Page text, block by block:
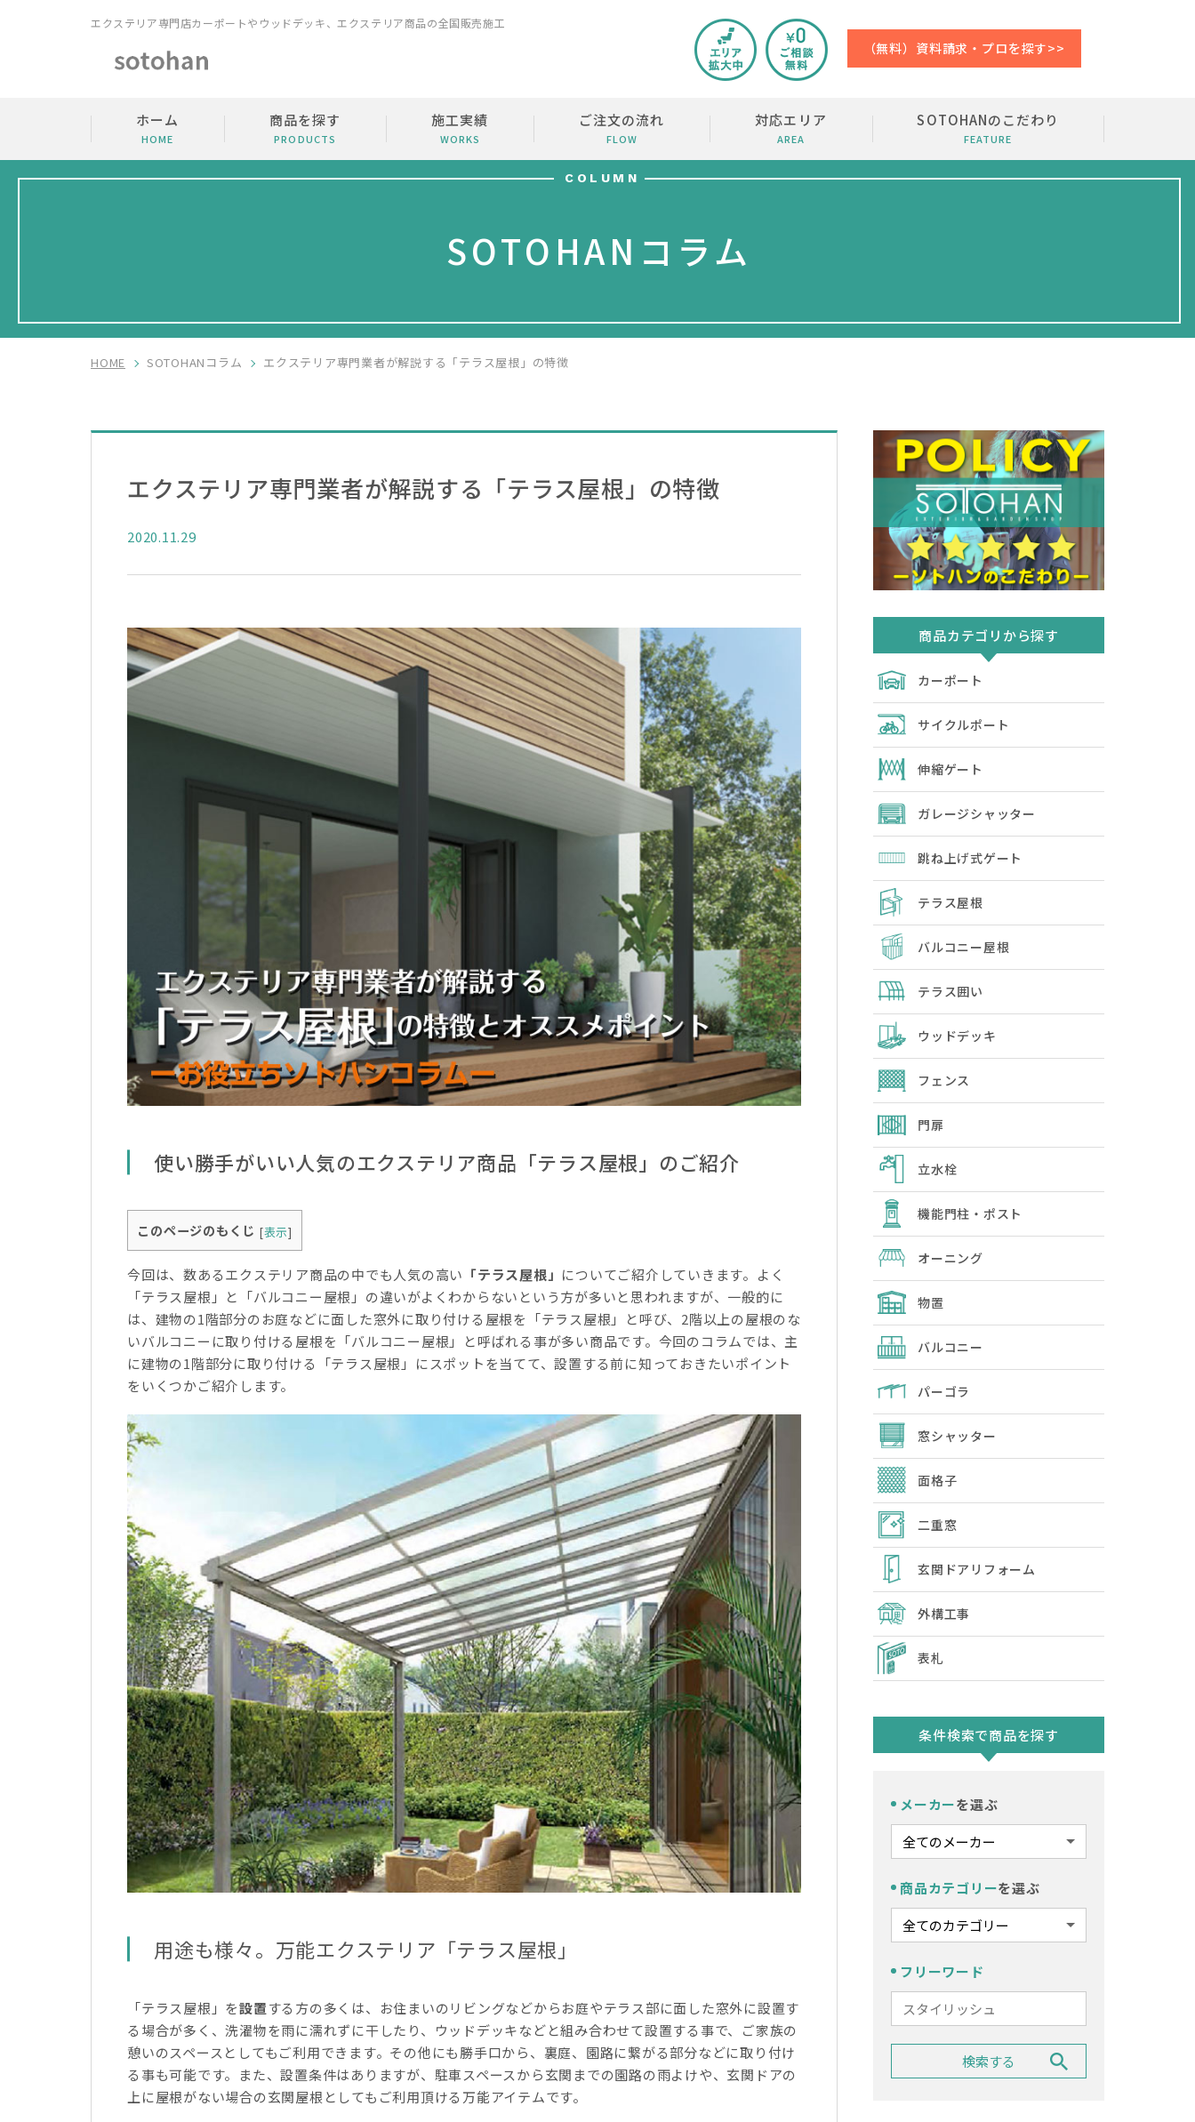
エクステリア専門店カーポートやウッドデッキ、エクステリア商品の全国販売施工
（無料）資料請求・プロを探す>>
ホーム
HOME
商品を探す
PRODUCTS
施工実績
WORKS
ご注文の流れ
FLOW
対応エリア
AREA
SOTOHANのこだわり
FEATURE
COLUMN
SOTOHANコラム
HOME SOTOHANコラム エクステリア専門業者が解説する「テラス屋根」の特徴
エクステリア専門業者が解説する「テラス屋根」の特徴
2020.11.29
使い勝手がいい人気のエクステリア商品「テラス屋根」のご紹介
このページのもくじ [表示]
今回は、数あるエクステリア商品の中でも人気の高い 「テラス屋根」 についてご紹介していきます。よく
「テラス屋根」と「バルコニー屋根」の違いがよくわからないという方が多いと思われますが、一般的に
は、建物の1階部分のお庭などに面した窓外に取り付ける屋根を「テラス屋根」と呼び、2階以上の屋根のな
いバルコニーに取り付ける屋根を「バルコニー屋根」と呼ばれる事が多い商品です。今回のコラムでは、主
に建物の1階部分に取り付ける「テラス屋根」にスポットを当てて、設置する前に知っておきたいポイント
をいくつかご紹介します。
用途も様々。万能エクステリア「テラス屋根」
「テラス屋根」を設置する方の多くは、お住まいのリビングなどからお庭やテラス部に面した窓外に設置す
る場合が多く、洗濯物を雨に濡れずに干したり、ウッドデッキなどと組み合わせて設置する事で、ご家族の
憩いのスペースとしてもご利用できます。その他にも勝手口から、裏庭、園路に繋がる部分などに取り付け
る事も可能です。また、設置条件はありますが、駐車スペースから玄関までの園路の雨よけや、玄関ドアの
上に屋根がない場合の玄関屋根としてもご利用頂ける万能アイテムです。
商品カテゴリから探す
カーポート
サイクルポート
伸縮ゲート
ガレージシャッター
跳ね上げ式ゲート
テラス屋根
バルコニー屋根
テラス囲い
ウッドデッキ
フェンス
門扉
立水栓
機能門柱・ポスト
オーニング
物置
バルコニー
パーゴラ
窓シャッター
面格子
二重窓
玄関ドアリフォーム
外構工事
表札
条件検索で商品を探す
メーカーを選ぶ
商品カテゴリーを選ぶ
フリーワード